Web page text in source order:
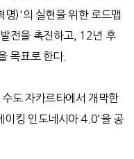
)'의 실현을 위한 로드맵
전을 촉진하고, 12년 후
목표로 한다.
도 자카르타에서 개막한
이킹 인도네시아 4.0'을 공